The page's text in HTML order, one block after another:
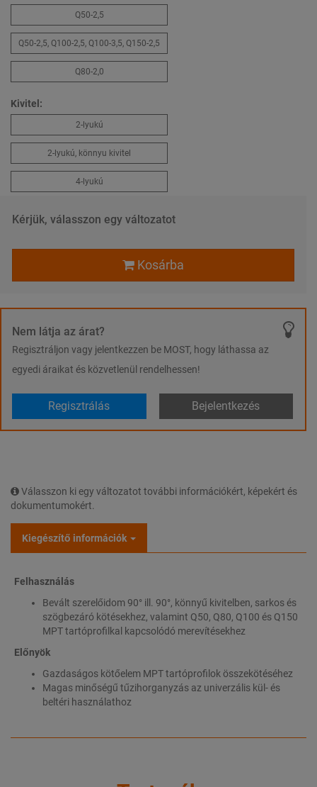
Q50-2,5
Q50-2,5, Q100-2,5, Q100-3,5, Q150-2,5
Q80-2,0
Kivitel:
2-lyukú
2-lyukú, könnyu kivitel
4-lyukú
Kérjük, válasszon egy változatot
Kosárba
Nem látja az árat?
Regisztráljon vagy jelentkezzen be MOST, hogy láthassa az
egyedi áraikat és közvetlenül rendelhessen!
Regisztrálás Bejelentkezés
Válasszon ki egy változatot további információkért, képekért és
dokumentumokért.
Kiegészítő információk
Felhasználás
Bevált szerelőidom 90° ill. 90°, könnyű kivitelben, sarkos és
szögbezáró kötésekhez, valamint Q50, Q80, Q100 és Q150
MPT tartóprofilkal kapcsolódó merevítésekhez
Előnyök
Gazdaságos kötőelem MPT tartóprofilok összekötéséhez
Magas minőségű tűzihorganyzás az univerzális kül- és
beltéri használathoz